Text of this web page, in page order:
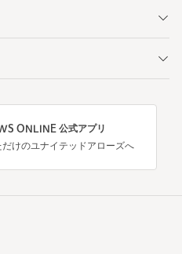
ONLINE 公式アプリ
けのユナイテッドアローズへ